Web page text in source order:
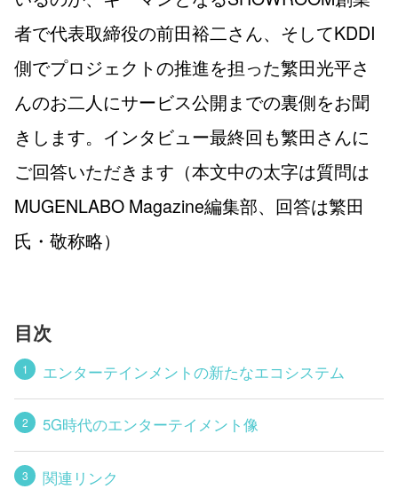
者で代表取締役の前田裕二さん、そしてKDDI
側でプロジェクトの推進を担った繁田光平さ
んのお二人にサービス公開までの裏側をお聞
きします。インタビュー最終回も繁田さんに
ご回答いただきます（本文中の太字は質問は
MUGENLABO Magazine編集部、回答は繁田
氏・敬称略）
目次
エンターテインメントの新たなエコシステム
5G時代のエンターテイメント像
関連リンク